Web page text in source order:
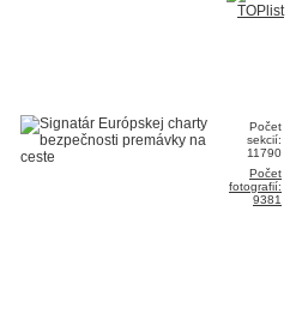
Počet
sekcií:
11790
Počet
fotografií:
9381